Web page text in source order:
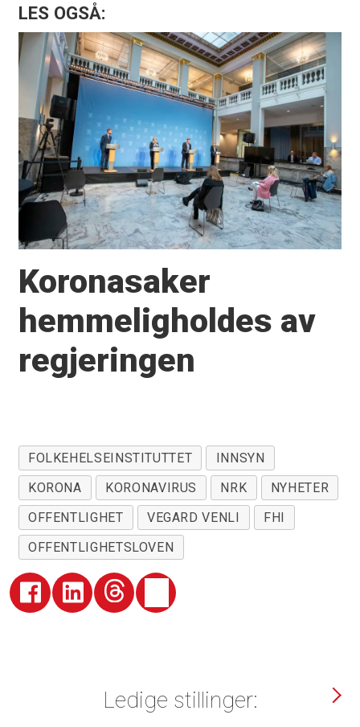
LES OGSÅ:
Koronasaker
hemmeligholdes av
regjeringen
FOLKEHELSEINSTITUTTET
INNSYN
KORONA
KORONAVIRUS NRK
NYHETER
OFFENTLIGHET
VEGARD VENLI
FHI
OFFENTLIGHETSLOVEN
Ledige stillinger: